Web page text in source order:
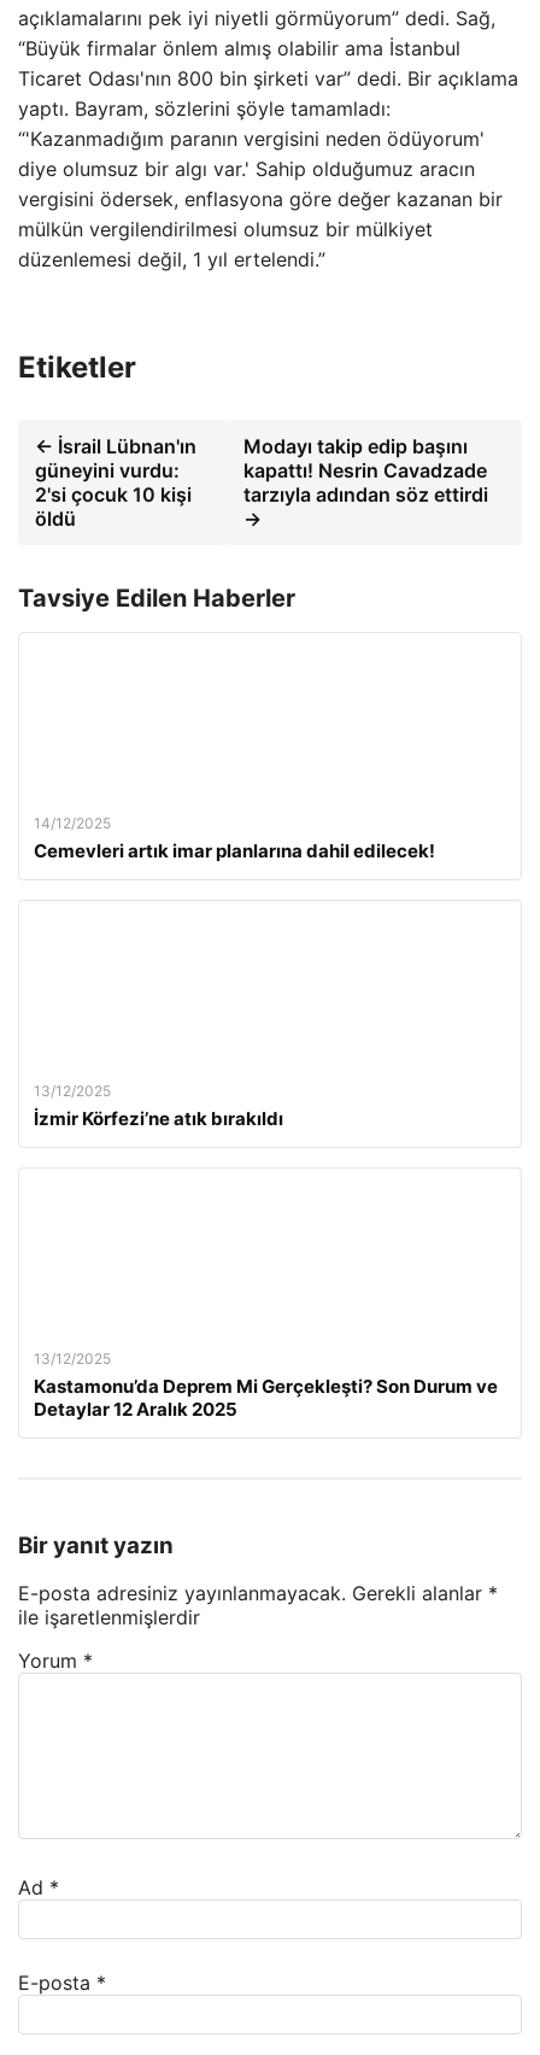
açıklamalarını pek iyi niyetli görmüyorum” dedi. Sağ,
“Büyük firmalar önlem almış olabilir ama İstanbul
Ticaret Odası'nın 800 bin şirketi var” dedi. Bir açıklama
yaptı. Bayram, sözlerini şöyle tamamladı:
“'Kazanmadığım paranın vergisini neden ödüyorum'
diye olumsuz bir algı var.' Sahip olduğumuz aracın
vergisini ödersek, enflasyona göre değer kazanan bir
mülkün vergilendirilmesi olumsuz bir mülkiyet
düzenlemesi değil, 1 yıl ertelendi.”
Etiketler
← İsrail Lübnan'ın
güneyini vurdu:
2'si çocuk 10 kişi
öldü
Modayı takip edip başını
kapattı! Nesrin Cavadzade
tarzıyla adından söz ettirdi
→
Tavsiye Edilen Haberler
14/12/2025
Cemevleri artık imar planlarına dahil edilecek!
13/12/2025
İzmir Körfezi’ne atık bırakıldı
13/12/2025
Kastamonu’da Deprem Mi Gerçekleşti? Son Durum ve
Detaylar 12 Aralık 2025
Bir yanıt yazın
E-posta adresiniz yayınlanmayacak. Gerekli alanlar *
ile işaretlenmişlerdir
Yorum *
Ad *
E-posta *